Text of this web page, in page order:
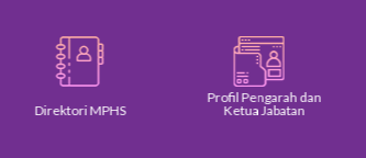
Direktori MPHS
Profil Pengarah dan
Ketua Jabatan